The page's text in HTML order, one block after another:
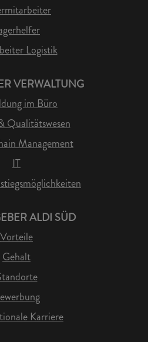
Logistik
VERWALTUNG
im Büro
Qualitätswesen
Management
IT
ALDI SÜD
Vorteile
Gehalt
Karriere